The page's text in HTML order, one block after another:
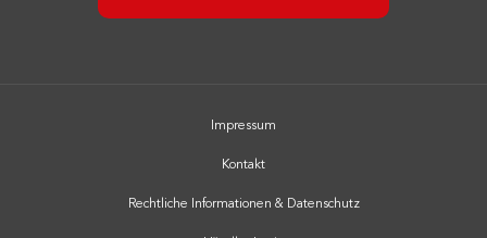
Impressum
Kontakt
Rechtliche Informationen & Datenschutz